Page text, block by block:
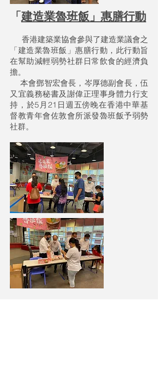
「建造業魯班飯」惠膳行動
香港建築業協會參與了建造業議會之
「建造業魯班飯」惠膳行動，此行動旨
在幫助減輕弱勢社群日常飲食的經濟負
擔。
本會鄧智宏會長，岑厚德副會長，伍
又宜義務秘書及謝偉正理事身體力行支
持，於5月21日週五傍晚在香港中華基
督教青年會佐敦會所派發魯班飯予弱勢
社群。